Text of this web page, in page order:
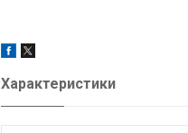
Характеристики